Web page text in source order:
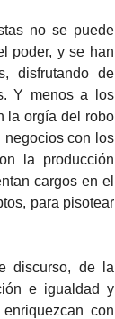
no se puede
poder, y se han
disfrutando de
Y menos a los
la orgía del robo
negocios con los
la producción
cargos en el
para pisotear
discurso, de la
e igualdad y
con